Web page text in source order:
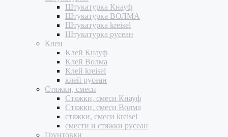
Штукатурка Кнауф
Штукатурка ВОЛМА
Штукатурка kreisel
Штукатурка русеан
Клеи
Клей Кнауф
Клей Волма
Клей kreisel
клей русеан
Стяжки, смеси
Стяжки, смеси Кнауф
Стяжки, смеси Волма
стяжки, смеси kreisel
смести и стяжки русеан
Грунтовки